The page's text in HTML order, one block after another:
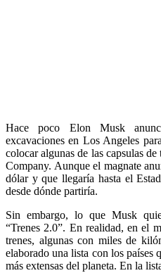
Hace poco Elon Musk
excavaciones en Los Angeles
colocar algunas de las capsulas
Company. Aunque el magnate
dólar y que llegaría hasta el
desde dónde partiría.
Sin embargo, lo que Musk
“Trenes 2.0”. En realidad, en el
trenes, algunas con miles de
elaborado una lista con los países
más extensas del planeta. En la